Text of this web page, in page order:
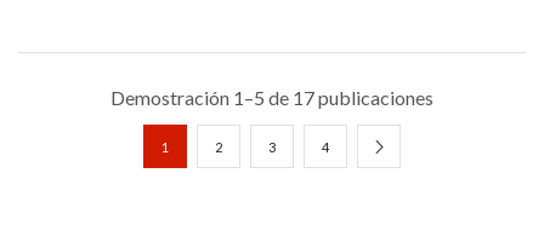
Demostración 1–5 de 17 publicaciones
1 2 3 4